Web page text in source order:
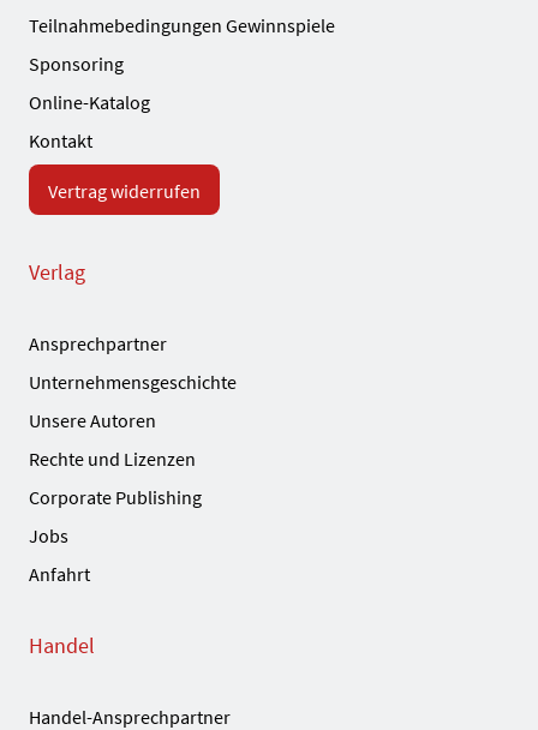
Teilnahmebedingungen Gewinnspiele
Sponsoring
Online-Katalog
Kontakt
Vertrag widerrufen
Verlag
Ansprechpartner
Unternehmensgeschichte
Unsere Autoren
Rechte und Lizenzen
Corporate Publishing
Jobs
Anfahrt
Handel
Handel-Ansprechpartner